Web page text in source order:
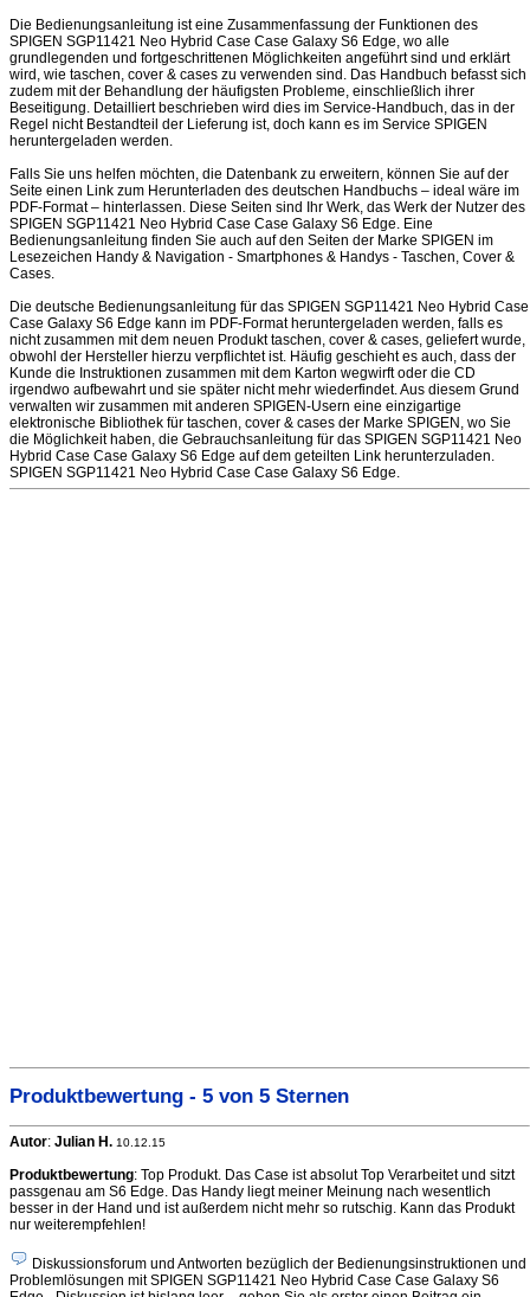
Die Bedienungsanleitung ist eine Zusammenfassung der Funktionen des
SPIGEN SGP11421 Neo Hybrid Case Case Galaxy S6 Edge, wo alle
grundlegenden und fortgeschrittenen Möglichkeiten angeführt sind und erklärt
wird, wie taschen, cover & cases zu verwenden sind. Das Handbuch befasst sich
zudem mit der Behandlung der häufigsten Probleme, einschließlich ihrer
Beseitigung. Detailliert beschrieben wird dies im Service-Handbuch, das in der
Regel nicht Bestandteil der Lieferung ist, doch kann es im Service SPIGEN
heruntergeladen werden.
Falls Sie uns helfen möchten, die Datenbank zu erweitern, können Sie auf der
Seite einen Link zum Herunterladen des deutschen Handbuchs – ideal wäre im
PDF-Format – hinterlassen. Diese Seiten sind Ihr Werk, das Werk der Nutzer des
SPIGEN SGP11421 Neo Hybrid Case Case Galaxy S6 Edge. Eine
Bedienungsanleitung finden Sie auch auf den Seiten der Marke SPIGEN im
Lesezeichen Handy & Navigation - Smartphones & Handys - Taschen, Cover &
Cases.
Die deutsche Bedienungsanleitung für das SPIGEN SGP11421 Neo Hybrid Case
Case Galaxy S6 Edge kann im PDF-Format heruntergeladen werden, falls es
nicht zusammen mit dem neuen Produkt taschen, cover & cases, geliefert wurde,
obwohl der Hersteller hierzu verpflichtet ist. Häufig geschieht es auch, dass der
Kunde die Instruktionen zusammen mit dem Karton wegwirft oder die CD
irgendwo aufbewahrt und sie später nicht mehr wiederfindet. Aus diesem Grund
verwalten wir zusammen mit anderen SPIGEN-Usern eine einzigartige
elektronische Bibliothek für taschen, cover & cases der Marke SPIGEN, wo Sie
die Möglichkeit haben, die Gebrauchsanleitung für das SPIGEN SGP11421 Neo
Hybrid Case Case Galaxy S6 Edge auf dem geteilten Link herunterzuladen.
SPIGEN SGP11421 Neo Hybrid Case Case Galaxy S6 Edge.
Produktbewertung - 5 von 5 Sternen
Autor: Julian H. 10.12.15
Produktbewertung: Top Produkt. Das Case ist absolut Top Verarbeitet und sitzt
passgenau am S6 Edge. Das Handy liegt meiner Meinung nach wesentlich
besser in der Hand und ist außerdem nicht mehr so rutschig. Kann das Produkt
nur weiterempfehlen!
Diskussionsforum und Antworten bezüglich der Bedienungsinstruktionen und
Problemlösungen mit SPIGEN SGP11421 Neo Hybrid Case Case Galaxy S6